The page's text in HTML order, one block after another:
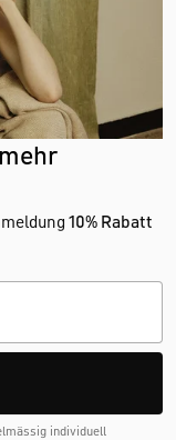
10% Rabatt
individuell